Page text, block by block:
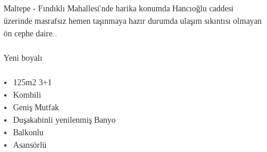
Maltepe - Fındıklı Mahallesi'nde harika konumda Hancıoğlu caddesi
üzerinde masrafsız hemen taşınmaya hazır durumda ulaşım sıkıntısı olmayan
ön cephe daire..
Yeni boyalı
125m2 3+1
Kombili
Geniş Mutfak
Duşakabinli yenilenmiş Banyo
Balkonlu
Asansörlü